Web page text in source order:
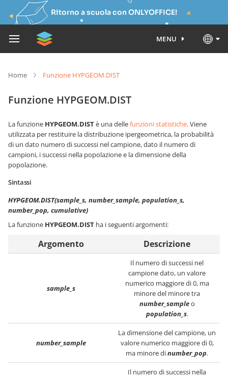
Ritorno a scuola con ONLYOFFICE!
MENU
Home Funzione HYPGEOM.DIST
Funzione HYPGEOM.DIST
La funzione HYPGEOM.DISTè una dellefunzioni statistiche. Viene
utilizzata per restituire la distribuzione ipergeometrica, la probabilità
di un dato numero di successi nel campione, dato il numero di
campioni, i successi nella popolazione e la dimensione della
popolazione.
Sintassi
HYPGEOM.DIST(sample_s, number_sample, population_s,
number_pop, cumulative)
La funzione HYPGEOM.DIST ha i seguenti argomenti:
Argomento Descrizione
sample_s
Il numero di successi nel
campione dato, un valore
numerico maggiore di 0, ma
minore del minore tra
number_sampleo
population_s.
number_sample
La dimensione del campione, un
valore numerico maggiore di 0,
ma minore dinumber_pop.
Il numero di successi nella